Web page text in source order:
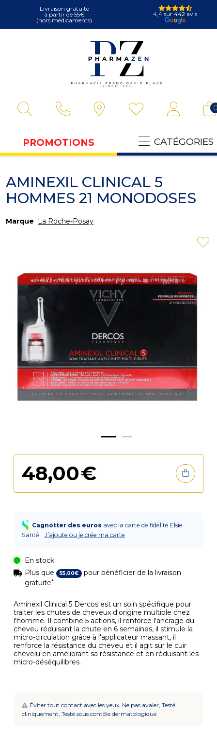
Livraison gratuite
à partir de 55€
(hors médicaments)
4,4 sur 442 avis
PROMOTIONS CATÉGORIES
AMINEXIL CLINICAL 5
HOMMES 21 MONODOSES
Marque La Roche-Posay
Aminexil Clinical 5 Dercos est un soin spécifique pour
traiter les chutes de cheveux d'origine multiple chez
l'homme. Il combine 5 actions, il renforce l'ancrage du
cheveu réduisant la chute en 6 semaines, il stimule la
micro-circulation grâce à l'applicateur massant, il
renforce la résistance du cheveu et il agit sur le cuir
chevelu en améliorant sa résistance et en réduisant les
micro-déséquilibres.
48,00€
Cagnotter des euros avec la carte de fidélité Elsie
Santé
J’ajoute ou je crée ma carte
En stock
Plus que
55,00€ pour bénéficier de la livraison
gratuite*
Éviter tout contact avec les yeux, Ne pas avaler, Testé
cliniquement, Testé sous contôle dermatologique